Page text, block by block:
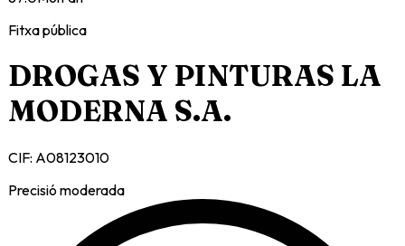
Fitxa pública
DROGAS Y PINTURAS LA
MODERNA S.A.
CIF: A08123010
Precisió moderada